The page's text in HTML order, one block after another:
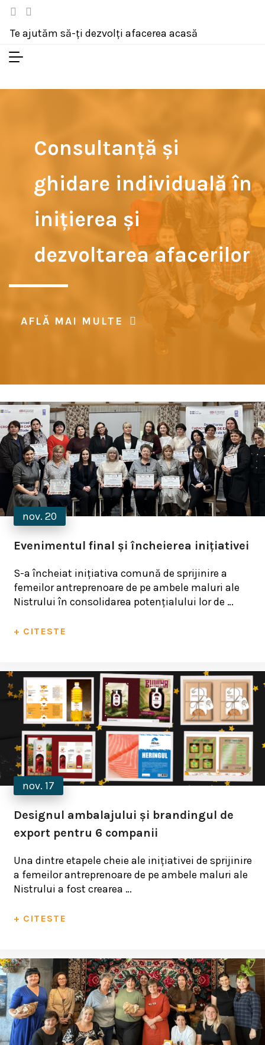
Te ajutăm să-ți dezvolți afacerea acasă
Consultanță și
ghidare individuală în
inițierea și
dezvoltarea afacerilor
AFLĂ MAI MULTE
nov. 20
Evenimentul final și încheierea inițiativei
S-a încheiat inițiativa comună de sprijinire a
femeilor antreprenoare de pe ambele maluri ale
Nistrului în consolidarea potențialului lor de …
+ CITESTE
nov. 17
Designul ambalajului și brandingul de
export pentru 6 companii
Una dintre etapele cheie ale inițiativei de sprijinire
a femeilor antreprenoare de pe ambele maluri ale
Nistrului a fost crearea …
+ CITESTE